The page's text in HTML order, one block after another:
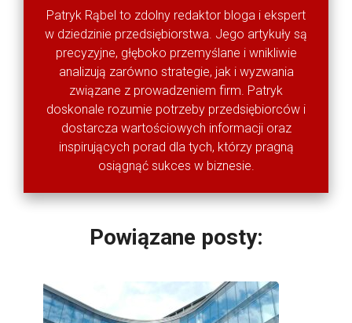
Patryk Rąbel to zdolny redaktor bloga i ekspert
w dziedzinie przedsiębiorstwa. Jego artykuły są
precyzyjne, głęboko przemyślane i wnikliwie
analizują zarówno strategie, jak i wyzwania
związane z prowadzeniem firm. Patryk
doskonale rozumie potrzeby przedsiębiorców i
dostarcza wartościowych informacji oraz
inspirujących porad dla tych, którzy pragną
osiągnąć sukces w biznesie.
Powiązane posty: